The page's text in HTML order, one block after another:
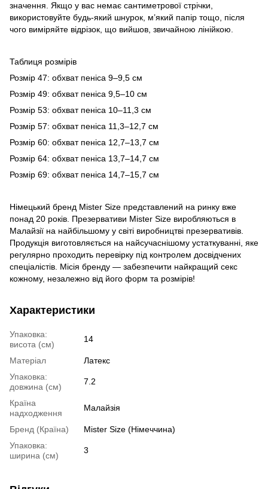
значення. Якщо у вас немає сантиметрової стрічки,
використовуйте будь-який шнурок, м’який папір тощо, після
чого виміряйте відрізок, що вийшов, звичайною лінійкою.
Таблиця розмірів
Розмір 47: обхват пеніса 9–9,5 см
Розмір 49: обхват пеніса 9,5–10 см
Розмір 53: обхват пеніса 10–11,3 см
Розмір 57: обхват пеніса 11,3–12,7 см
Розмір 60: обхват пеніса 12,7–13,7 см
Розмір 64: обхват пеніса 13,7–14,7 см
Розмір 69: обхват пеніса 14,7–15,7 см
Німецький бренд Mister Size представлений на ринку вже
понад 20 років. Презервативи Mister Size виробляються в
Малайзії на найбільшому у світі виробництві презервативів.
Продукція виготовляється на найсучаснішому устаткуванні, яке
регулярно проходить перевірку під контролем досвідчених
спеціалістів. Місія бренду — забезпечити найкращий секс
кожному, незалежно від його форм та розмірів!
Характеристики
Упаковка:
висота (см)
14
Матеріал
Латекс
Упаковка:
довжина (см)
7.2
Країна
надходження
Малайзія
Бренд (Країна)
Mister Size (Німеччина)
Упаковка:
ширина (см)
3